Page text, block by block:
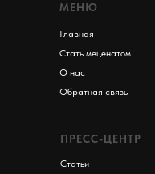
МЕНЮ
Главная
Стать меценатом
О нас
Обратная связь
ПРЕСС-ЦЕНТР
Статьи